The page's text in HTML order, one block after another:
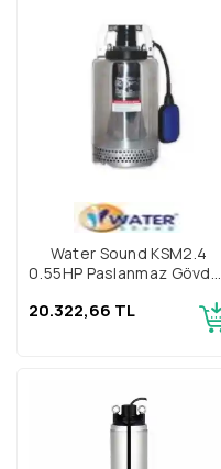
Water Sound KSM2.4
0,55HP Paslanmaz Gövdeli
20.322,66 TL